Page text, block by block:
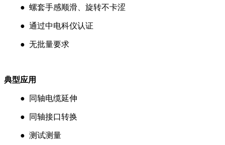
● 螺套手感顺滑、旋转不卡涩
● 通过中电科仪认证
● 无批量要求
典型应用
● 同轴电缆延伸
● 同轴接口转换
● 测试测量